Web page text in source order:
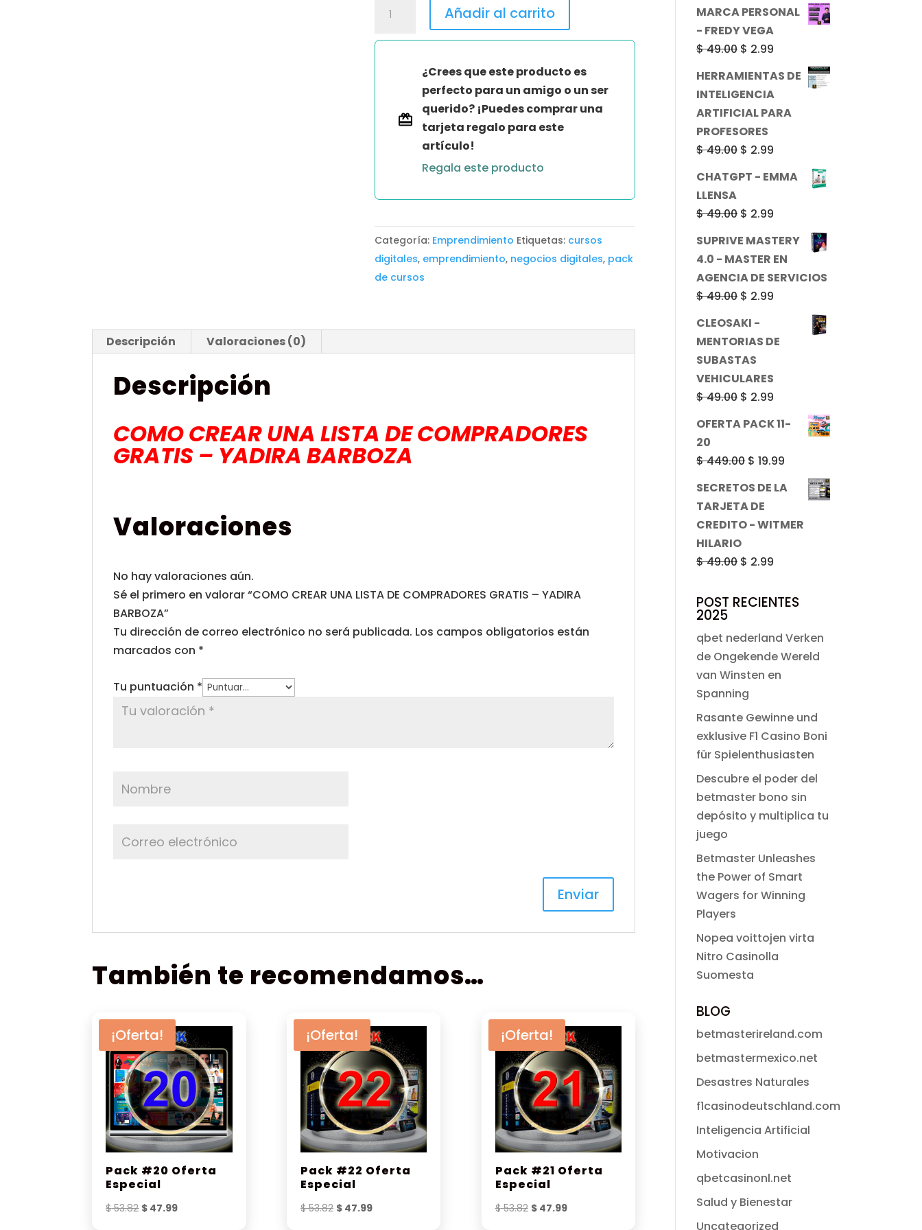
CREAR
UNA
COMPRADORES
GRATIS
BARBOZA
Añadir al carrito
¿Crees que este producto es
perfecto para un amigo o un ser
querido? ¡Puedes comprar una
tarjeta regalo para este
artículo!
Regala este producto
Categoría: Emprendimiento Etiquetas: cursos
digitales, emprendimiento, negocios digitales, pack
de cursos
Descripción Valoraciones (0)
Descripción
COMO CREAR UNA LISTA DE COMPRADORES
GRATIS – YADIRA BARBOZA
Valoraciones
No hay valoraciones aún.
Sé el primero en valorar “COMO CREAR UNA LISTA DE COMPRADORES GRATIS – YADIRA
BARBOZA”
Tu dirección de correo electrónico no será publicada. Los campos obligatorios están
marcados con *
Tu puntuación *
También te recomendamos…
¡Oferta!
Pack #20 Oferta
Especial
$53.82 El
$ 47.99El
¡Oferta!
Pack #22 Oferta
Especial
$53.82 El
$47.99El
¡Oferta!
Pack #21 Oferta
Especial
$53.82 El
$47.99El
era:
$ 49.00.
actual
MARCA PERSONAL
- FREDY VEGA
$49.00 El
$ 2.99
precio
actual
HERRAMIENTAS DE
INTELIGENCIA
ARTIFICIAL PARA
PROFESORES
$49.00 El
era:
$ 49.00.
$ 2.99
CHATGPT - EMMA
LLENSA
$49.00 El
$ 49.00.
$ 2.99
SUPRIVE MASTERY
4.0 - MASTER EN
AGENCIA DE SERVICIOS
$49.00 El
$ 2.99
CLEOSAKI -
MENTORIAS DE
SUBASTAS
VEHICULARES
$49.00 El
era:
$ 49.00.
$ 2.99
precio
actual
OFERTA PACK 11-
20
$449.00 El
$ 19.99
precio
actual
SECRETOS DE LA
TARJETA DE
CREDITO - WITMER
HILARIO
$49.00 El
original
$ 49.00.
$ 2.99
actual
$ 2.99.
POST RECIENTES
2025
qbet nederland Verken
de Ongekende Wereld
van Winsten en
Spanning
Rasante Gewinne und
exklusive F1 Casino Boni
für Spielenthusiasten
Descubre el poder del
betmaster bono sin
depósito y multiplica tu
juego
Betmaster Unleashes
the Power of Smart
Wagers for Winning
Players
Nopea voittojen virta
Nitro Casinolla
Suomesta
BLOG
betmasterireland.com
betmastermexico.net
Desastres Naturales
f1casinodeutschland.com
Inteligencia Artificial
Motivacion
qbetcasinonl.net
Salud y Bienestar
Uncategorized